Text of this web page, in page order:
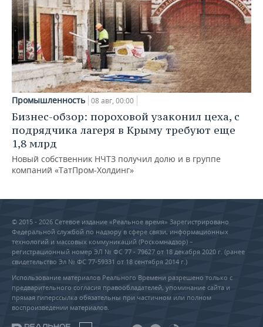
Промышленность 08 авг, 00:00
Бизнес-обзор: пороховой узаконил цеха, с
подрядчика лагеря в Крыму требуют еще
1,8 млрд
Новый собственник НЧТЗ получил долю и в группе
компаний «ТатПром-Холдинг»
© 2015 - 2026 Сетевое издание «Реальное время» Зарегистрировано
Федеральной службой по надзору в сфере связи, информационных
технологий и массовых коммуникаций (Роскомнадзор) –
регистрационный номер ЭЛ № ФС 77 - 79627 от 18 декабря 2020 г. (ранее
свидетельство Эл № ФС 77-59331 от 18 сентября 2014 г.)
Использование материалов Реального Времени разрешено только с
предварительного согласия правообладателей, упоминание сайта и
прямая гиперссылка обязательны при частичном или полном
воспроизведении материалов.